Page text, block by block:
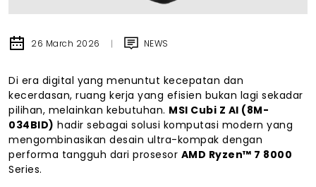
26 March 2026 NEWS
Di era digital yang menuntut kecepatan dan
kecerdasan, ruang kerja yang efisien bukan lagi sekadar
pilihan, melainkan kebutuhan. MSI Cubi Z AI (8M-
034BID) hadir sebagai solusi komputasi modern yang
mengombinasikan desain ultra-kompak dengan
performa tangguh dari prosesor AMD Ryzen™ 7 8000
Series.